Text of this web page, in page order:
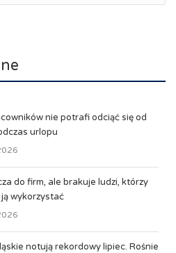
nie potrafi odciąć się od
urlopu
do firm, ale brakuje ludzi, którzy
wykorzystać
notują rekordowy lipiec. Rośnie